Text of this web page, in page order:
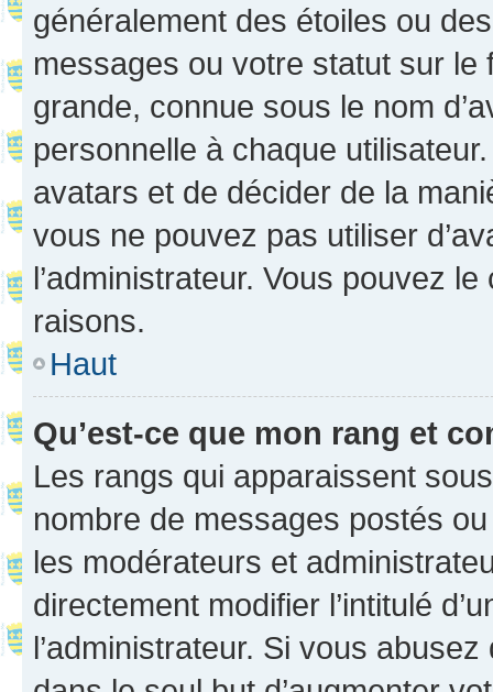
généralement des étoiles ou
messages ou votre statut sur
grande, connue sous le nom
personnelle à chaque utilisateur.
avatars et de décider de la
vous ne pouvez pas utiliser
l’administrateur. Vous pouvez
raisons.
Haut
Qu’est-ce que mon rang et
Les rangs qui apparaissent
nombre de messages postés
les modérateurs et
directement modifier l’intitulé
l’administrateur. Si vous